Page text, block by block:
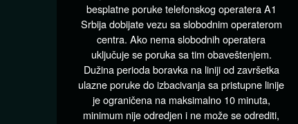
besplatne poruke telefonskog operatera A1
Srbija dobijate vezu sa slobodnim operaterom
centra. Ako nema slobodnih operatera
uključuje se poruka sa tim obaveštenjem.
Dužina perioda boravka na liniji od završetka
ulazne poruke do izbacivanja sa pristupne linije
je ograničena na maksimalno 10 minuta,
minimum nije odredjen i ne može se odrediti,